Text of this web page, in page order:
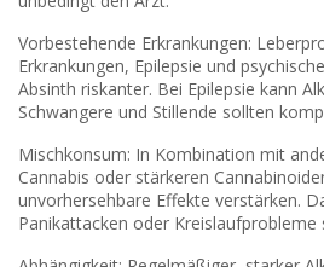
Vorbestehende Erkrankungen:
Erkrankungen, Epilepsie und
Absinth riskanter. Bei Epilepsie kann
Schwangere und Stillende sollten
Mischkonsum: In Kombination mit
Cannabis oder stärkeren
unvorhersehbare Effekte verstärken.
Panikattacken oder Kreislaufprobleme